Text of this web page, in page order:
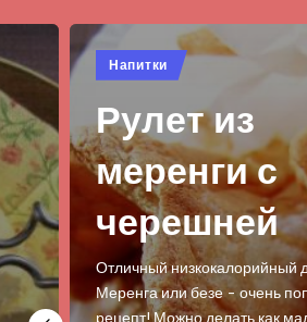
Опубликовано
в
Напитки
Рулет из
меренги с
черешней
Отличный низкокалорийный
Меренга или безе - очень
рецепт! Можно делать как